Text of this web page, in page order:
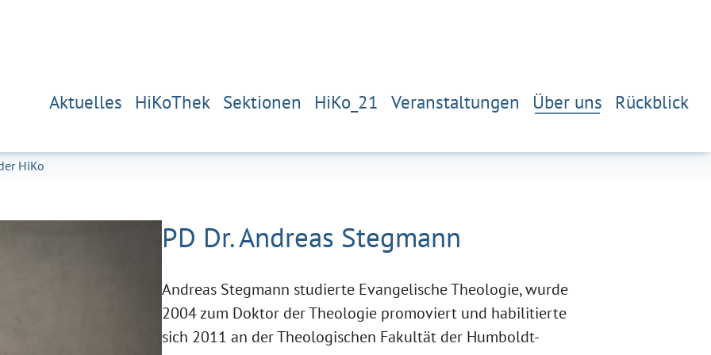
Aktuelles HiKoThek Sektionen HiKo_21 Veranstaltungen Über uns Rückblick
HiKo
PD Dr. Andreas Stegmann
Andreas Stegmann studierte Evangelische Theologie, wurde
2004 zum Doktor der Theologie promoviert und habilitierte
sich 2011 an der Theologischen Fakultät der Humboldt-